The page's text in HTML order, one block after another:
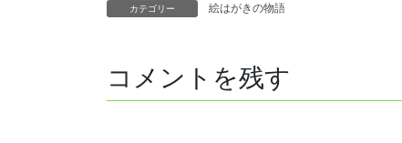
カテゴリー 絵はがきの物語
コメントを残す